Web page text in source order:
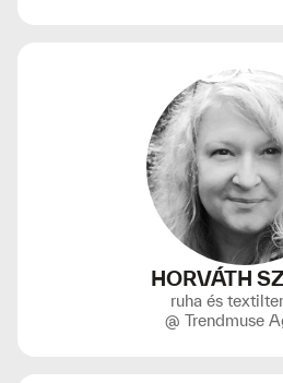
HORVÁTH
ruha és
@ Trendmuse